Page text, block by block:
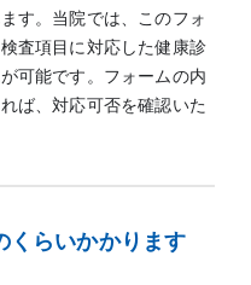
す。当院では、このフォ
査項目に対応した健康診
可能です。フォームの内
ば、対応可否を確認いた
くらいかかります